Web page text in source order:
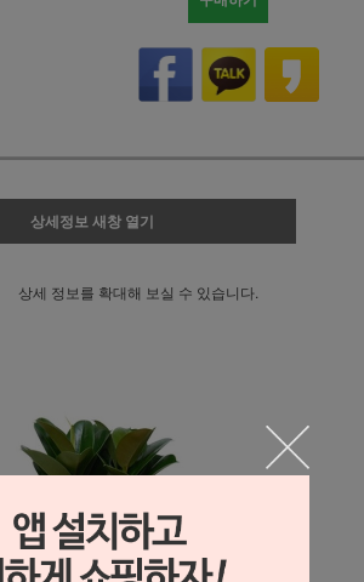
상세정보 새창 열기
상세 정보를 확대해 보실 수 있습니다.